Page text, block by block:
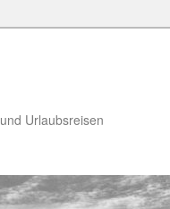
Urlaubsreisen